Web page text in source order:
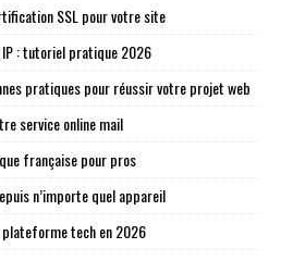
SSL pour votre site
: tutoriel pratique 2026
pratiques pour réussir votre projet web
service online mail
française pour pros
n’importe quel appareil
plateforme tech en 2026